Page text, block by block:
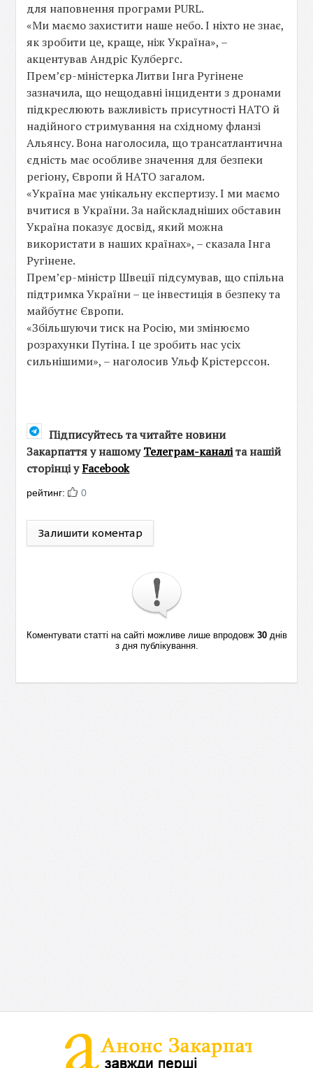
для наповнення програми PURL.
«Ми маємо захистити наше небо. І ніхто не знає,
як зробити це, краще, ніж Україна», –
акцентував Андріс Кулбергс.
Прем’єр-міністерка Литви Інга Ругінене
зазначила, що нещодавні інциденти з дронами
підкреслюють важливість присутності НАТО й
надійного стримування на східному фланзі
Альянсу. Вона наголосила, що трансатлантична
єдність має особливе значення для безпеки
регіону, Європи й НАТО загалом.
«Україна має унікальну експертизу. І ми маємо
вчитися в України. За найскладніших обставин
Україна показує досвід, який можна
використати в наших країнах», – сказала Інга
Ругінене.
Прем’єр-міністр Швеції підсумував, що спільна
підтримка України – це інвестиція в безпеку та
майбутнє Європи.
«Збільшуючи тиск на Росію, ми змінюємо
розрахунки Путіна. І це зробить нас усіх
сильнішими», – наголосив Ульф Крістерссон.
Підписуйтесь та читайте новини
Закарпаття у нашомуТелеграм-каналіта нашій
сторінці уFacebook
рейтинг: 0
Залишити коментар
Коментувати статті на сайті можливе лише впродовж 30днів
з дня публікування.